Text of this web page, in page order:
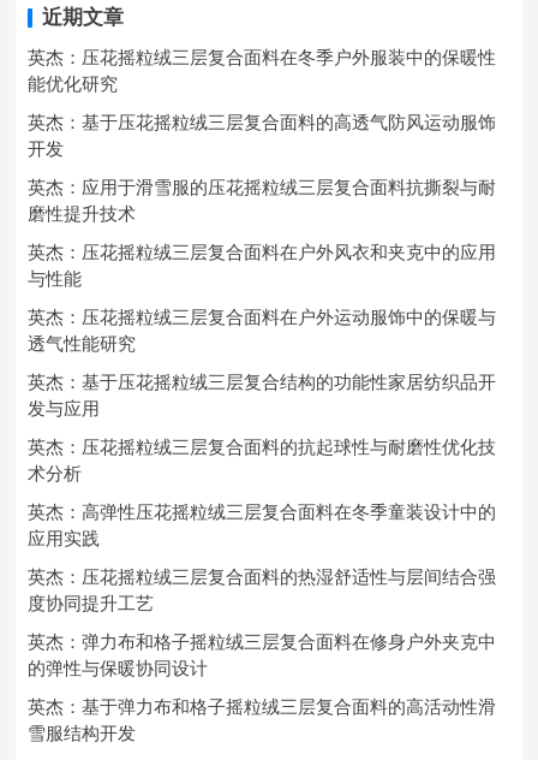
近期文章
英杰：压花摇粒绒三层复合面料在冬季户外服装中的保暖性
能优化研究
英杰：基于压花摇粒绒三层复合面料的高透气防风运动服饰
开发
英杰：应用于滑雪服的压花摇粒绒三层复合面料抗撕裂与耐
磨性提升技术
英杰：压花摇粒绒三层复合面料在户外风衣和夹克中的应用
与性能
英杰：压花摇粒绒三层复合面料在户外运动服饰中的保暖与
透气性能研究
英杰：基于压花摇粒绒三层复合结构的功能性家居纺织品开
发与应用
英杰：压花摇粒绒三层复合面料的抗起球性与耐磨性优化技
术分析
英杰：高弹性压花摇粒绒三层复合面料在冬季童装设计中的
应用实践
英杰：压花摇粒绒三层复合面料的热湿舒适性与层间结合强
度协同提升工艺
英杰：弹力布和格子摇粒绒三层复合面料在修身户外夹克中
的弹性与保暖协同设计
英杰：基于弹力布和格子摇粒绒三层复合面料的高活动性滑
雪服结构开发